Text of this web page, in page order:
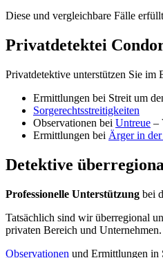
Diese und vergleichbare Fälle
Privatdetektei
Privatdetektive unterstützen Sie im
Ermittlungen bei Streit um
Sorgerechtsstreitigkeiten
Observationen bei Untreue –
Ermittlungen bei Ärger in
Detektive
Professionelle Unterstützung bei
Tatsächlich sind wir überregional
privaten Bereich und Unternehmen.
Observationen und Ermittlungen in